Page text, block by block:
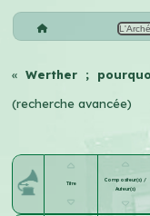
« Werther ;
(recherche avancée)
Titre
Compositeur(s) /
Auteur(s)